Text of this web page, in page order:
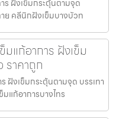
ฝังเข็มกระตุ้นตามจุด
าย คลีนิกฝังเข็มบางบัวท
มแก้อาการ ฝังเข็ม
ราคาถูก
ฝังเข็มกระตุ้นตามจุด บรรเทา
แก้อาการบางไทร